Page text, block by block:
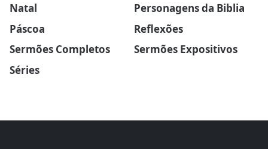
Natal
Personagens da Biblia
Páscoa
Reflexões
Sermões Completos
Sermões Expositivos
Séries